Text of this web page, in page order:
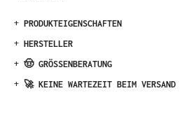
+ PRODUKTEIGENSCHAFTEN
+ HERSTELLER
+ 🤠 GRÖSSENBERATUNG
+ 🚀 KEINE WARTEZEIT BEIM VERSAND